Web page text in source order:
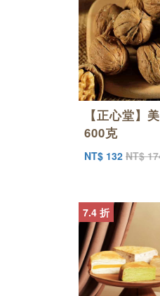
【正心堂】
600克
NT$ 132 NT$
7.4 折